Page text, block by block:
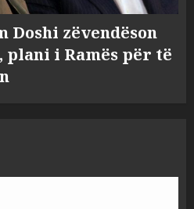
Doshi zëvendëson
plani i Ramës për të